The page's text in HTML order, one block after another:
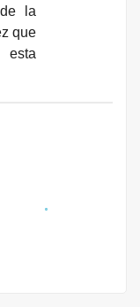
la
que